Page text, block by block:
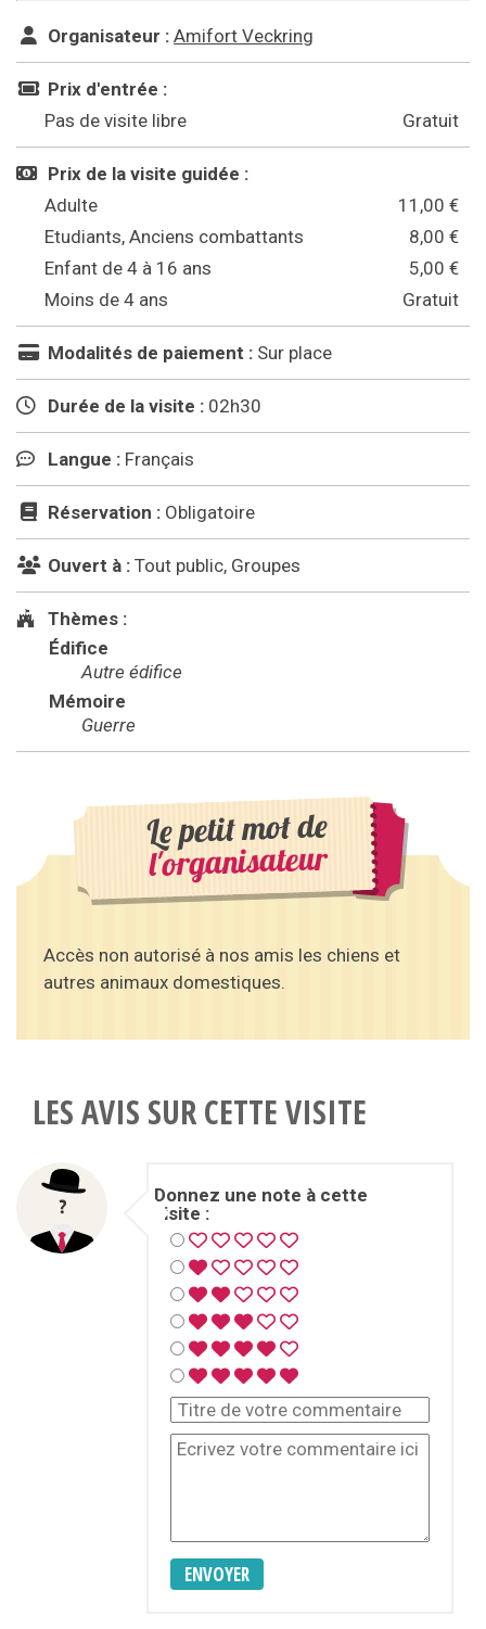
Organisateur : Amifort Veckring
Prix d'entrée :
Pas de visite libre
Gratuit
Prix de la visite guidée :
Adulte
11,00 €
Etudiants, Anciens combattants
8,00 €
Enfant de 4 à 16 ans
5,00 €
Moins de 4 ans
Gratuit
Modalités de paiement : Sur place
Durée de la visite : 02h30
Langue : Français
Réservation : Obligatoire
Ouvert à : Tout public, Groupes
Thèmes :
Édifice
Autre édifice
Mémoire
Guerre
Le petit mot de
l'organisateur
Accès non autorisé à nos amis les chiens et
autres animaux domestiques.
LES AVIS SUR CETTE VISITE
Donnez une note à cette
visite :
ENVOYER